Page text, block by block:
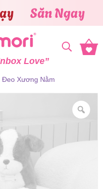
Love”
Đeo Xương Nằm